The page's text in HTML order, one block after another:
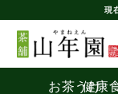
現
お茶うけ
健康